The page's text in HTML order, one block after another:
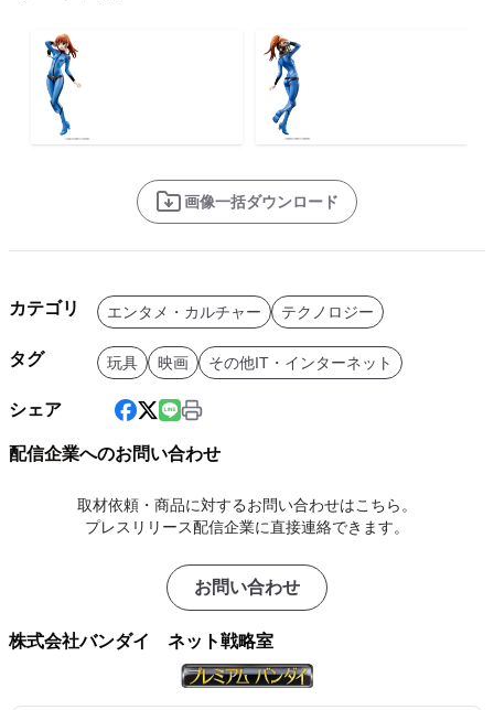
画像一括ダウンロード
カテゴリ エンタメ・カルチャー テクノロジー
タグ 玩具 映画 その他IT・インターネット
シェア
配信企業へのお問い合わせ
取材依頼・商品に対するお問い合わせはこちら。
プレスリリース配信企業に直接連絡できます。
お問い合わせ
株式会社バンダイ ネット戦略室